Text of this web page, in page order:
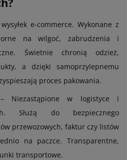
e-commerce. Wykonane z
na wilgoć, zabrudzenia i
Świetnie chronią odzież,
a dzięki samoprzylepnemu
proces pakowania.
Niezastąpione w logistyce i
Służą do bezpiecznego
przewozowych, faktur czy listów
na paczce. Transparentne,
transportowe.